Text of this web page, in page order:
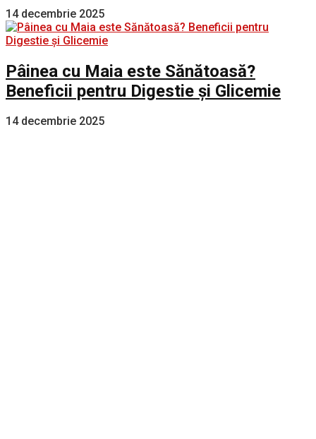
14 decembrie 2025
Pâinea cu Maia este Sănătoasă?
Beneficii pentru Digestie și Glicemie
14 decembrie 2025